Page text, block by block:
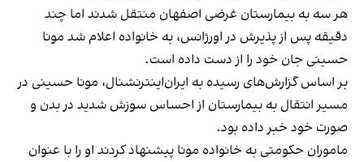
هر سه به بیمارستان غرضی اصفهان منتقل شدند اما چند
دقیقه پس از پذیرش در اورژانس، به خانواده اعلام شد مونا
حسینی جان خود را از دست داده است.
بر اساس گزارش‌های رسیده به ایران‌اینترنشنال، مونا حسینی در
مسیر انتقال به بیمارستان از احساس سوزش شدید در بدن و
صورت خود خبر داده بود.
ماموران حکومتی به خانواده مونا پیشنهاد کردند او را با عنوان